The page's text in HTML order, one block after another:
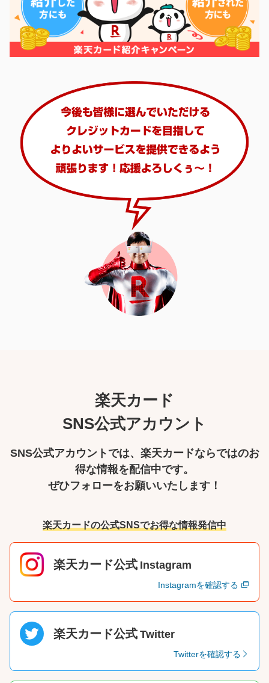
楽天カード
SNS公式アカウント
SNS公式アカウントでは、楽天カードならではのお
得な情報を配信中です。
ぜひフォローをお願いいたします！
楽天カードの公式SNSでお得な情報発信中
楽天カード公式 Instagram
Instagramを確認する
楽天カード公式 Twitter
Twitterを確認する